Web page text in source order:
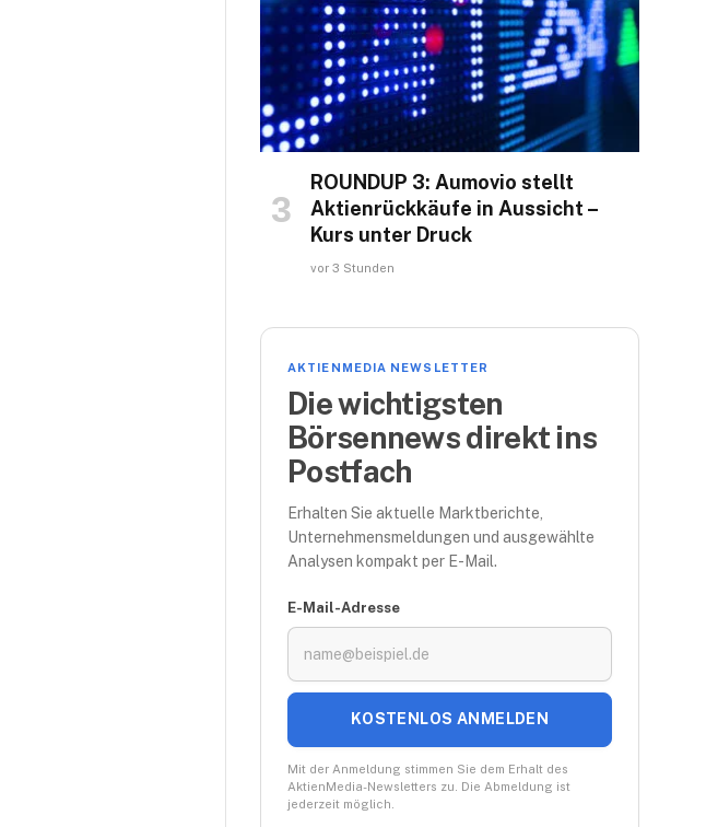
ROUNDUP 3: Aumovio stellt
Aktienrückkäufe in Aussicht –
Kurs unter Druck
vor 3 Stunden
AKTIENMEDIA NEWSLETTER
Die wichtigsten
Börsennews direkt ins
Postfach
Erhalten Sie aktuelle Marktberichte,
Unternehmensmeldungen und ausgewählte
Analysen kompakt per E-Mail.
E-Mail-Adresse
KOSTENLOS ANMELDEN
Mit der Anmeldung stimmen Sie dem Erhalt des
AktienMedia-Newsletters zu. Die Abmeldung ist
jederzeit möglich.